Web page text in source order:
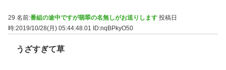
29 名前:番組の途中ですが翡翠の名無しがお送りします 投稿日
時:2019/10/28(月) 05:44:48.01 ID:nqBPkyO50
うざすぎて草